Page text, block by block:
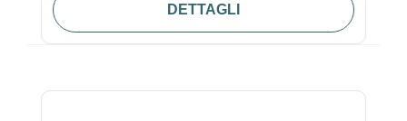
DETTAGLI